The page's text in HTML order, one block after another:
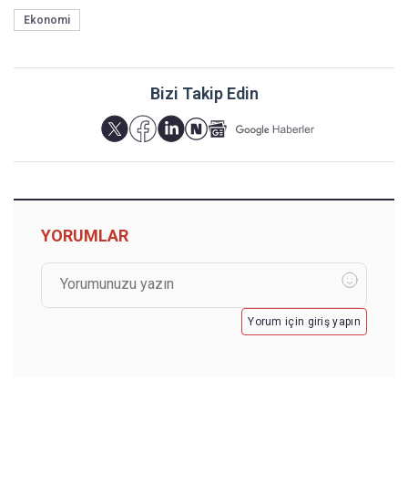
Ekonomi
Bizi Takip Edin
YORUMLAR
Yorum için giriş yapın